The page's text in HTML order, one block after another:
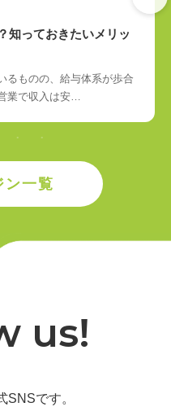
知っておきたいメリッ
るものの、給与体系が歩合
業で収入は安…
ン一覧
us!
SNSです。